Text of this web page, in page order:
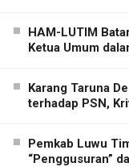
HAM-LUTIM
Ketua Umum
Karang Taruna
terhadap PSN,
Pemkab Luwu
“Penggusuran”